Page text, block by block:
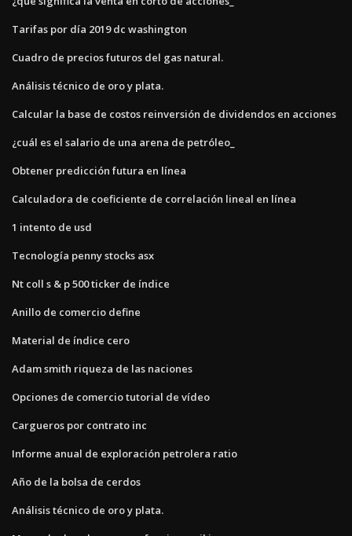
Tarifas por día 2019 dc washington
Cuadro de precios futuros del gas natural.
Análisis técnico de oro y plata.
Calcular la base de costos reinversión de dividendos en acciones
¿cuál es el salario de una arena de petróleo_
Obtener predicción futura en línea
Calculadora de coeficiente de correlación lineal en línea
1 intento de usd
Tecnología penny stocks asx
Nt coll s & p 500 ticker de índice
Anillo de comercio define
Material de índice cero
Adam smith riqueza de las naciones
Opciones de comercio tutorial de vídeo
Cargueros por contrato inc
Informe anual de exploración petrolera ratio
Año de la bolsa de cerdos
Análisis técnico de oro y plata.